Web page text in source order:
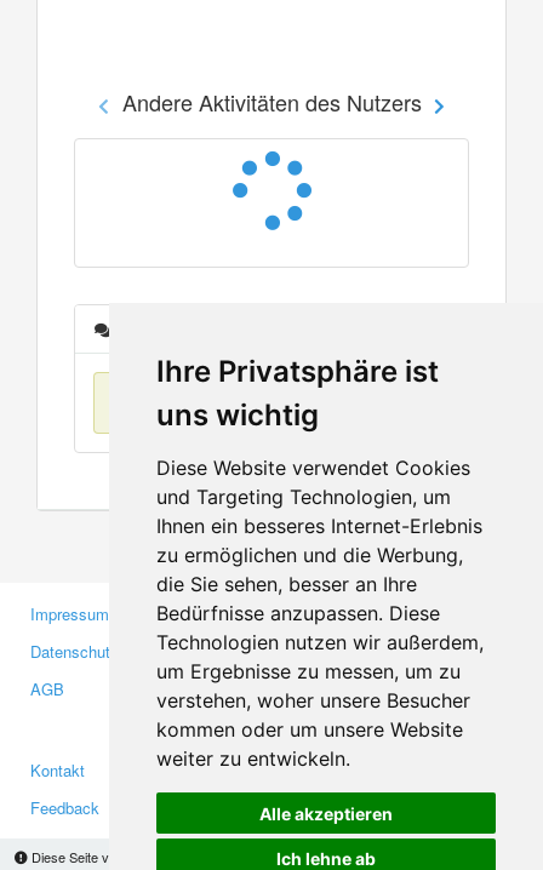
Ihre Privatsphäre ist
uns wichtig
Diese Website verwendet Cookies
und Targeting Technologien, um
Ihnen ein besseres Internet-Erlebnis
zu ermöglichen und die Werbung,
die Sie sehen, besser an Ihre
Bedürfnisse anzupassen. Diese
Technologien nutzen wir außerdem,
um Ergebnisse zu messen, um zu
verstehen, woher unsere Besucher
kommen oder um unsere Website
weiter zu entwickeln.
Alle akzeptieren
Ich lehne ab
Diese Seite verwendet Cookies, um Informationen auf Ihrem Computer zu speichern.
Andere Aktivitäten des Nutzers
Keine Einträge
Impressum
Datenschutzerklärung
AGB
Gewerbetreibende
Investoren
Medien
Kontakt
Feedback
Facebook
Twitter
YouTube